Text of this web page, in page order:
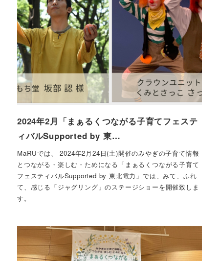
2024年2月「まぁるくつながる子育てフェステ
ィバルSupported by 東…
MaRUでは、 2024年2月24日(土)開催のみやぎの子育て情報
とつながる・楽しむ・ためになる「まぁるくつながる子育て
フェスティバルSupported by 東北電力」では、みて、ふれ
て、感じる「ジャグリング」のステージショーを開催致しま
す。